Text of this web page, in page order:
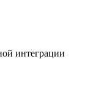
интеграции